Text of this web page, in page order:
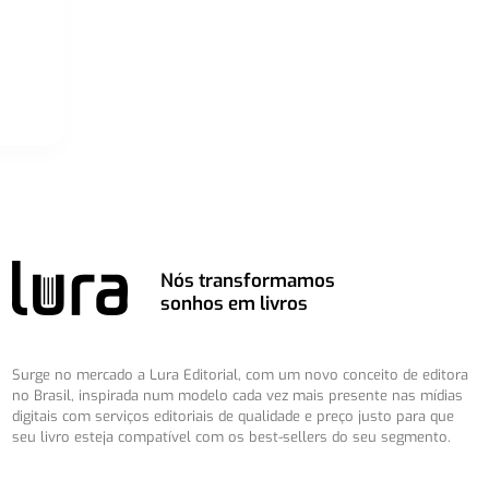
Nós transformamos
sonhos em livros
Surge no mercado a Lura Editorial, com um novo conceito de editora
no Brasil, inspirada num modelo cada vez mais presente nas mídias
digitais com serviços editoriais de qualidade e preço justo para que
seu livro esteja compatível com os best-sellers do seu segmento.